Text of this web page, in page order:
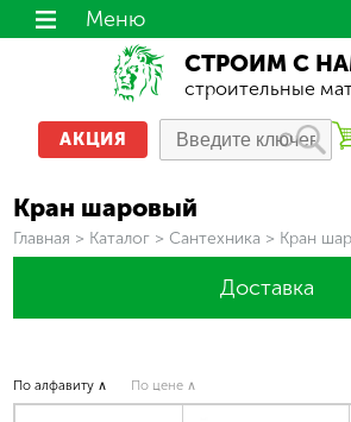
СТРОИМ С
строительные
АКЦИЯ
Меню
Кран шаровый
Вы здесь
Главная > Каталог > Сантехника > Кран
Доставка
По алфавиту ∧ По цене ∧